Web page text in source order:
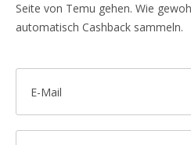
Seite von Temu gehen. Wie
automatisch Cashback sammeln.
E-Mail